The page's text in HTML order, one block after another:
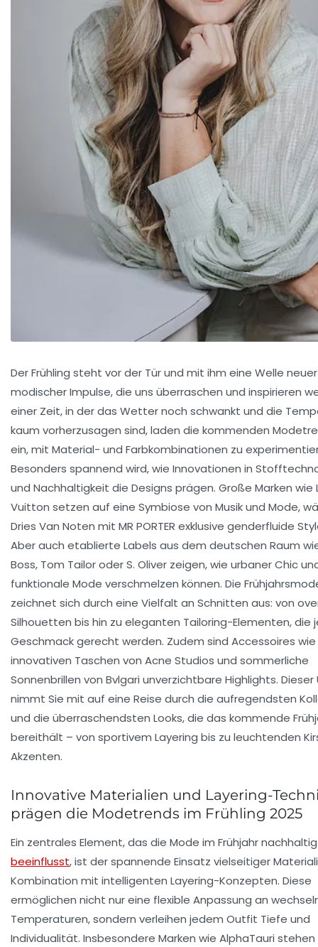
Der Frühling steht vor der Tür und mit ihm eine Welle neuer
modischer Impulse, die uns überraschen und inspirieren
einer Zeit, in der das Wetter noch schwankt und die
kaum vorherzusagen sind, laden die kommenden
ein, mit Material- und Farbkombinationen zu
Besonders spannend wird, wie Innovationen in
und Nachhaltigkeit die Designs prägen. Große Marken wie
Vuitton setzen auf eine Symbiose von Musik und Mode,
Dries Van Noten mit MR PORTER exklusive genderfluide
Aber auch etablierte Labels aus dem deutschen Raum
Boss, Tom Tailor oder S. Oliver zeigen, wie urbaner Chic
funktionale Mode verschmelzen können. Die
zeichnet sich durch eine Vielfalt an Schnitten aus: von
Silhouetten bis hin zu eleganten Tailoring-Elementen, die
Geschmack gerecht werden. Zudem sind Accessoires
innovativen Taschen von Acne Studios und sommerliche
Sonnenbrillen von Bvlgari unverzichtbare Highlights. Dieser
nimmt Sie mit auf eine Reise durch die aufregendsten
und die überraschendsten Looks, die das kommende
bereithält – von sportivem Layering bis zu leuchtenden
Akzenten.
Innovative Materialien und Layering-
prägen die Modetrends im Frühling 2025
Ein zentrales Element, das die Mode im Frühjahr nachhaltig
beeinflusst, ist der spannende Einsatz vielseitiger
Kombination mit intelligenten Layering-Konzepten. Diese
ermöglichen nicht nur eine flexible Anpassung an
Temperaturen, sondern verleihen jedem Outfit Tiefe und
Individualität. Insbesondere Marken wie AlphaTauri